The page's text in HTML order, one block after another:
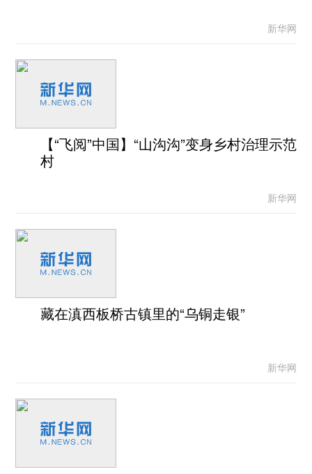
新华网
【“飞阅”中国】“山沟沟”变身乡村治理示范
村
新华网
藏在滇西板桥古镇里的“乌铜走银”
新华网